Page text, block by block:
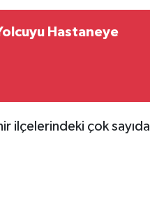
Hastaneye
ilçelerindeki çok sayıda